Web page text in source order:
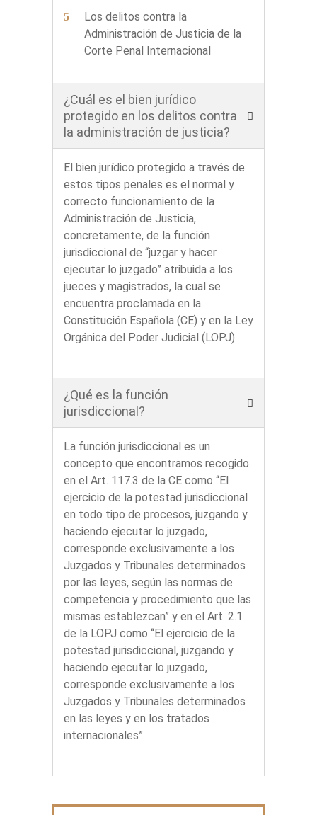
Los delitos contra la
Administración de Justicia de la
Corte Penal Internacional
¿Cuál es el bien jurídico
protegido en los delitos contra
la administración de justicia?
El bien jurídico protegido a través de
estos tipos penales es el normal y
correcto funcionamiento de la
Administración de Justicia,
concretamente, de la función
jurisdiccional de “juzgar y hacer
ejecutar lo juzgado” atribuida a los
jueces y magistrados, la cual se
encuentra proclamada en la
Constitución Española (CE) y en la Ley
Orgánica del Poder Judicial (LOPJ).
¿Qué es la función
jurisdiccional?
La función jurisdiccional es un
concepto que encontramos recogido
en el Art. 117.3 de la CE como “El
ejercicio de la potestad jurisdiccional
en todo tipo de procesos, juzgando y
haciendo ejecutar lo juzgado,
corresponde exclusivamente a los
Juzgados y Tribunales determinados
por las leyes, según las normas de
competencia y procedimiento que las
mismas establezcan” y en el Art. 2.1
de la LOPJ como “El ejercicio de la
potestad jurisdiccional, juzgando y
haciendo ejecutar lo juzgado,
corresponde exclusivamente a los
Juzgados y Tribunales determinados
en las leyes y en los tratados
internacionales”.